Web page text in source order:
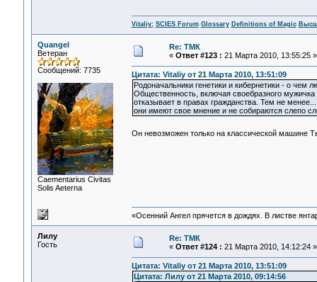
Vitaliy: SCIES Forum Glossary Definitions of Magic
Quangel
Ветеран
Сообщений: 7735
Сaementarius Civitas
Solis Aeterna
Re: ТМК
« Ответ #123 : 21 Марта 2010, 13:55:25 »
Цитата: Vitaliy от 21 Марта 2010, 13:51:09
Родоначальники генетики и кибернетики - о
Общественность, включая своебразного
отказывает в правах гражданства. Тем не
они имеют свое мнение и не собираются слепо
Он невозможен только на классической машине
«Осенний Ангел прячется в дождях. В листве
Лилу
Гость
Re: ТМК
« Ответ #124 : 21 Марта 2010, 14:12:24 »
Цитата: Vitaliy от 21 Марта 2010, 13:51:09
Цитата: Лилу от 21 Марта 2010, 09:14:56